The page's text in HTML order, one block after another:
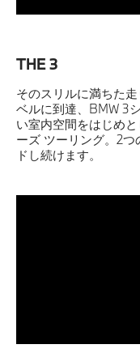
THE 3
そのスリルに満ちた
ベルに到達、BMW 3
い室内空間をはじめ
ーズ ツーリング。2
ドし続けます。